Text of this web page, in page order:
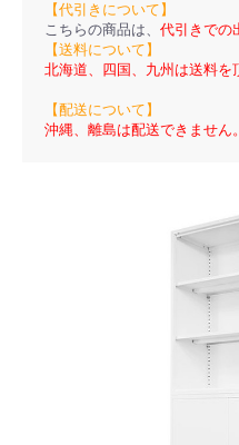
【代引きについて】
こちらの商品は、 代引きでの
【送料について】
北海道、四国、九州は送料を
【配送について】
沖縄、離島は配送できません